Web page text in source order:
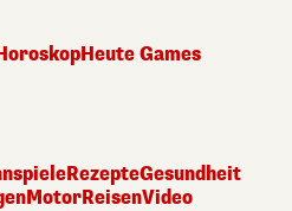
Heute Games
RezepteGesundheit
MotorReisenVideo